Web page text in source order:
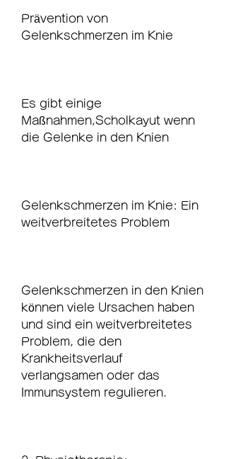
Prävention von
Gelenkschmerzen im Knie
Es gibt einige
Maßnahmen,Scholkayut wenn
die Gelenke in den Knien
Gelenkschmerzen im Knie: Ein
weitverbreitetes Problem
Gelenkschmerzen in den Knien
können viele Ursachen haben
und sind ein weitverbreitetes
Problem, die den
Krankheitsverlauf
verlangsamen oder das
Immunsystem regulieren.